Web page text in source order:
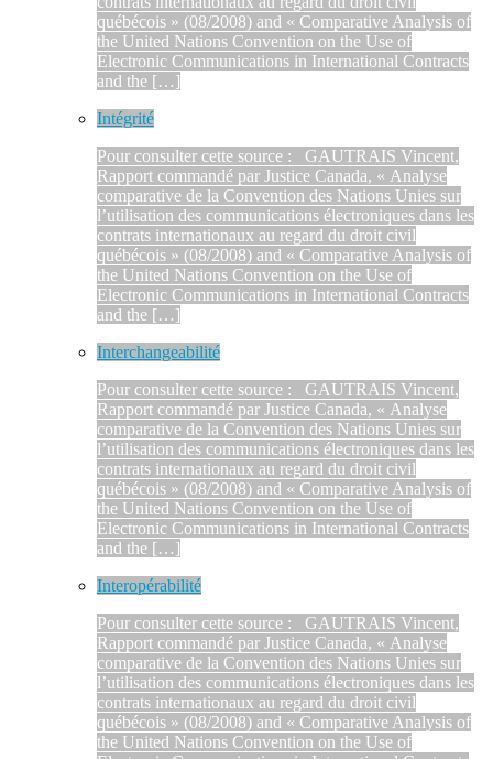
québécois » (08/2008) and « Comparative Analysis of
the United Nations Convention on the Use of
Electronic Communications in International Contracts
and the […]
Intégrité
Pour consulter cette source : GAUTRAIS Vincent,
Rapport commandé par Justice Canada, « Analyse
comparative de la Convention des Nations Unies sur
l’utilisation des communications électroniques dans les
contrats internationaux au regard du droit civil
québécois » (08/2008) and « Comparative Analysis of
the United Nations Convention on the Use of
Electronic Communications in International Contracts
and the […]
Interchangeabilité
Pour consulter cette source : GAUTRAIS Vincent,
Rapport commandé par Justice Canada, « Analyse
comparative de la Convention des Nations Unies sur
l’utilisation des communications électroniques dans les
contrats internationaux au regard du droit civil
québécois » (08/2008) and « Comparative Analysis of
the United Nations Convention on the Use of
Electronic Communications in International Contracts
and the […]
Interopérabilité
Pour consulter cette source : GAUTRAIS Vincent,
Rapport commandé par Justice Canada, « Analyse
comparative de la Convention des Nations Unies sur
l’utilisation des communications électroniques dans les
contrats internationaux au regard du droit civil
québécois » (08/2008) and « Comparative Analysis of
the United Nations Convention on the Use of